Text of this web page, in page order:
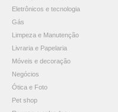
Eletrônicos e tecnologia
Gás
Limpeza e Manutenção
Livraria e Papelaria
Móveis e decoração
Negócios
Ótica e Foto
Pet shop